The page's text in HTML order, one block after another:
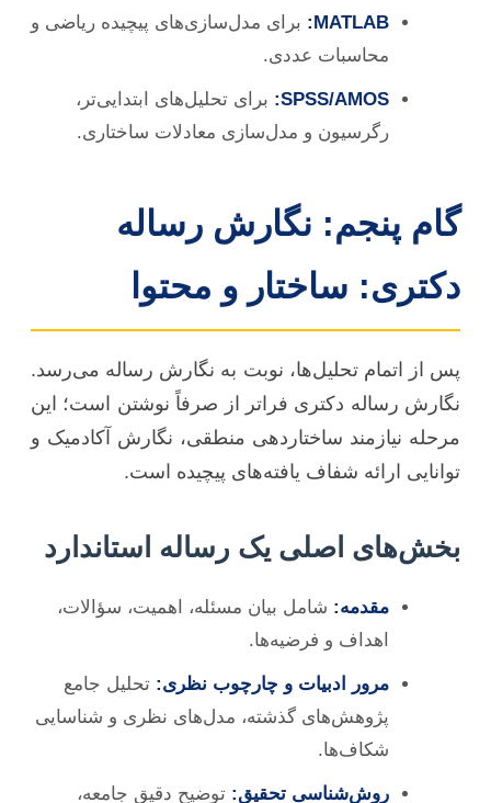
MATLAB:
برای مدل‌سازی‌های پیچیده ریاضی و
محاسبات عددی.
SPSS/AMOS:
برای تحلیل‌های ابتدایی‌تر،
رگرسیون و مدل‌سازی معادلات ساختاری.
گام پنجم: نگارش رساله
دکتری: ساختار و محتوا
پس از اتمام تحلیل‌ها، نوبت به نگارش رساله می‌رسد.
نگارش رساله دکتری فراتر از صرفاً نوشتن است؛ این
مرحله نیازمند ساختاردهی منطقی، نگارش آکادمیک و
توانایی ارائه شفاف یافته‌های پیچیده است.
بخش‌های اصلی یک رساله استاندارد
مقدمه: شامل بیان مسئله، اهمیت، سؤالات،
اهداف و فرضیه‌ها.
مرور ادبیات و چارچوب نظری: تحلیل جامع
پژوهش‌های گذشته، مدل‌های نظری و شناسایی
شکاف‌ها.
روش‌شناسی تحقیق: توضیح دقیق جامعه،